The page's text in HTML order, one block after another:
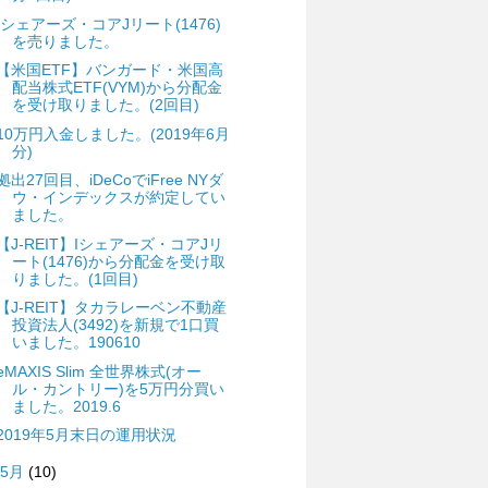
ェアーズ・コアJリート(1476)
を売りました。
米国ETF】バンガード・米国高
配当株式ETF(VYM)から分配金
を受け取りました。(2回目)
万円入金しました。(2019年6月
分)
出27回目、iDeCoでiFree NYダ
ウ・インデックスが約定してい
ました。
J-REIT】Iシェアーズ・コアJリ
ート(1476)から分配金を受け取
りました。(1回目)
J-REIT】タカラレーベン不動産
投資法人(3492)を新規で1口買
いました。190610
Slim 全世界株式(オー
ル・カントリー)を5万円分買い
ました。2019.6
年5月末日の運用状況
5月 (10)